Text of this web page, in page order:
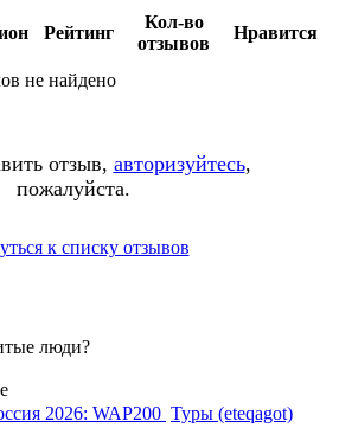
Рейтинг
Кол-во
отзывов
Нравится
не найдено
отзыв, авторизуйтесь,
пожалуйста.
к списку отзывов
люди?
2026: WAP200 Туры (eteqagot)